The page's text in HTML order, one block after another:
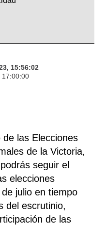
15:56:02
17:00:00
las Elecciones
de la Victoria,
seguir el
elecciones
julio en tiempo
del escrutinio,
de las